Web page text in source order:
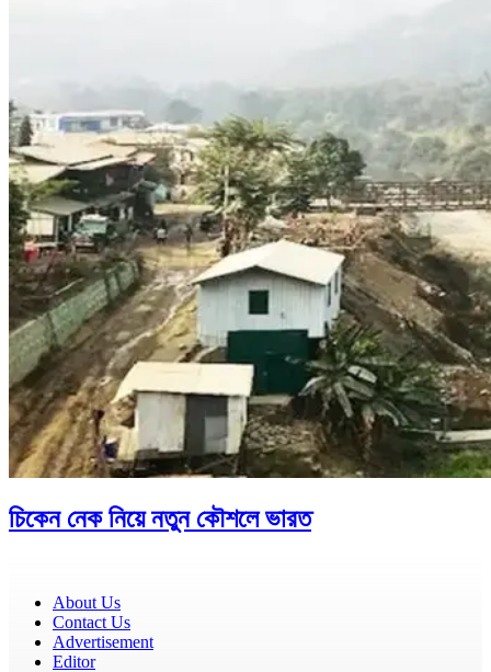
চিকেন নেক নিয়ে নতুন কৌশলে ভারত
About Us
Contact Us
Advertisement
Editor